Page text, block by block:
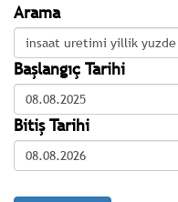
Arama
Başlangıç Tarihi
Bitiş Tarihi